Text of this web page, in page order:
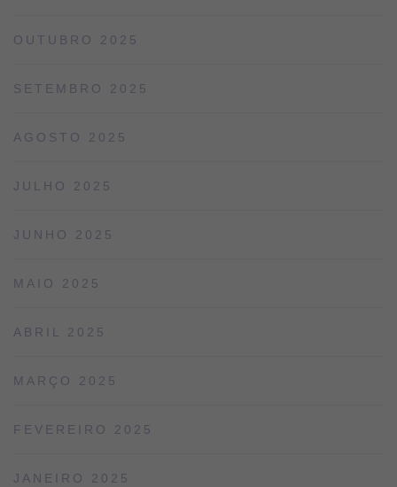
OUTUBRO 2025
SETEMBRO 2025
AGOSTO 2025
JULHO 2025
JUNHO 2025
MAIO 2025
ABRIL 2025
MARÇO 2025
FEVEREIRO 2025
JANEIRO 2025